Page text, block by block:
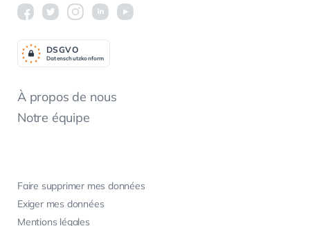
À propos de nous
Notre équipe
Faire supprimer mes données
Exiger mes données
Mentions légales
Datenschutzkonform
DSGVO